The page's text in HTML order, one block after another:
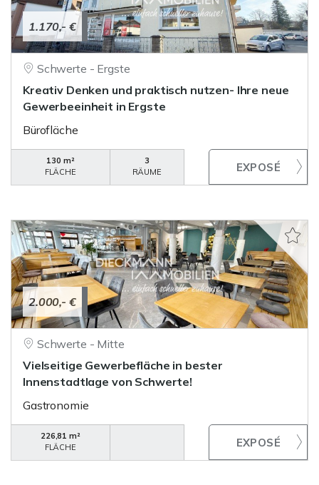
1.170,- €
Schwerte - Ergste
Kreativ Denken und praktisch nutzen- Ihre neue
Gewerbeeinheit in Ergste
Bürofläche
130 m²
FLÄCHE
3
RÄUME
2.000,- €
Schwerte - Mitte
Vielseitige Gewerbefläche in bester
Innenstadtlage von Schwerte!
Gastronomie
226,81 m²
FLÄCHE